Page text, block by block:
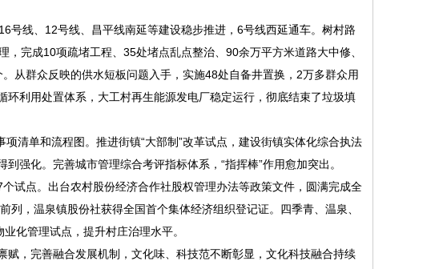
线、12号线、昌平线南延等建设稳步推进，6号线西延通车。树村路
完成10项疏堵工程、35处堵点乱点整治、90余万平方米道路大中修、
从群众反映的供水短板问题入手，实施48处自备井置换，2万多群众用
环利用处置体系，大工村再生能源发电厂稳定运行，彻底结束了垃圾填
单和流程图。推进街镇“大部制”改革试点，建设街镇实体化综合执法
强化。完善城市管理综合考评指标体系，“指挥棒”作用愈加突出。
点。出台农村股份经济合作社股权管理办法等政策文件，圆满完成全
，温泉镇股份社获得全国首个集体经济组织登记证。四季青、温泉、
化管理试点，提升村庄治理水平。
，完善融合发展机制，文化味、科技范不断彰显，文化科技融合持续